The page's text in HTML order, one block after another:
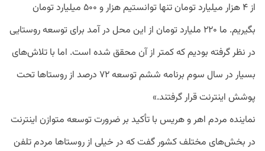
از ۴ هزار میلیارد تومان تنها توانستیم هزار و ۵۰۰ میلیارد تومان
بگیریم. ما ۲۲۰ ملیارد تومان از این محل در آمد برای توسعه روستایی
در نظر گرفته بودیم که کمتر از آن محقق شده است. اما با تلاش‌های
بسیار در سال سوم برنامه ششم توسعه ۷۲ درصد از روستاها تحت
پوشش اینترنت قرار گرفتند.»
نماینده مردم اهر و هریس با تأکید بر ضرورت توسعه متوازن اینترنت
در بخش‌های مختلف کشور گفت که در خیلی از روستاها مردم تلفن